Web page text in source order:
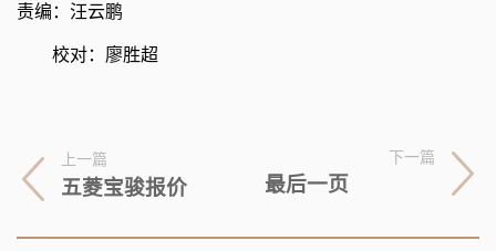
责编：汪云鹏
校对：廖胜超
上一篇
五菱宝骏报价
下一篇
最后一页